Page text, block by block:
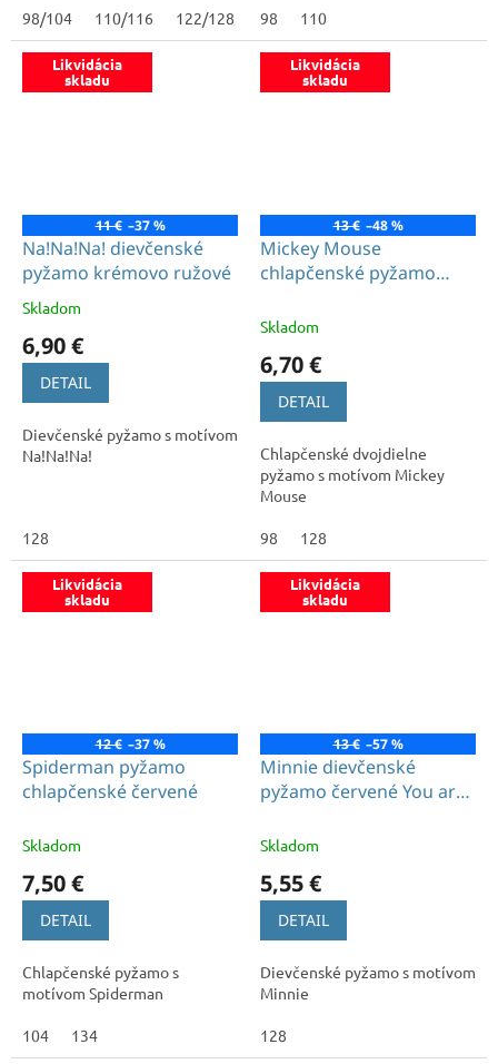
98/104 110/116 122/128 98 110
Likvidácia
skladu
11 € –37 %
Na!Na!Na! dievčenské
pyžamo krémovo ružové
Priemerné
produktu
5,0
5
hviezdičiek.
Skladom
6,90 €
DETAIL
Dievčenské pyžamo s motívom
Na!Na!Na!
128
Likvidácia
skladu
13 € –48 %
Mickey Mouse
chlapčenské pyžamo
Skladom
6,70 €
DETAIL
Chlapčenské dvojdielne
pyžamo s motívom Mickey
Mouse
98 128
Likvidácia
skladu
12 € –37 %
Spiderman pyžamo
chlapčenské červené
Skladom
7,50 €
DETAIL
Chlapčenské pyžamo s
motívom Spiderman
104 134
Likvidácia
skladu
13 € –57 %
Minnie dievčenské
pyžamo červené You are
Skladom
5,55 €
DETAIL
Dievčenské pyžamo s motívom
Minnie
128